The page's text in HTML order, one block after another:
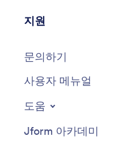
지원
문의하기
사용자 메뉴얼
도움
Jform 아카데미